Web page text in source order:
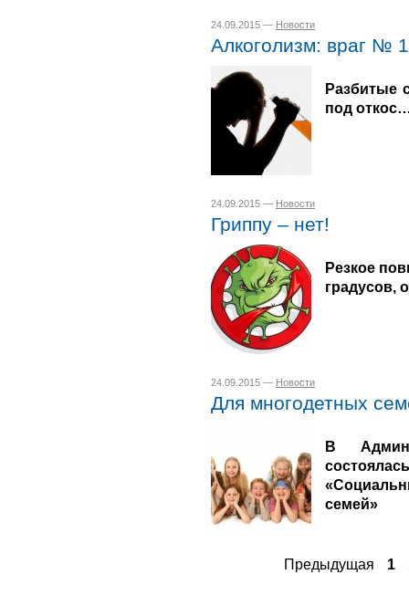
24.09.2015 — Новости
Алкоголизм: враг № 1
Разбитые
под
24.09.2015 — Новости
Гриппу – нет!
Резкое
градусов,
24.09.2015 — Новости
Для многодетных
В
семей»
Предыдущая 1